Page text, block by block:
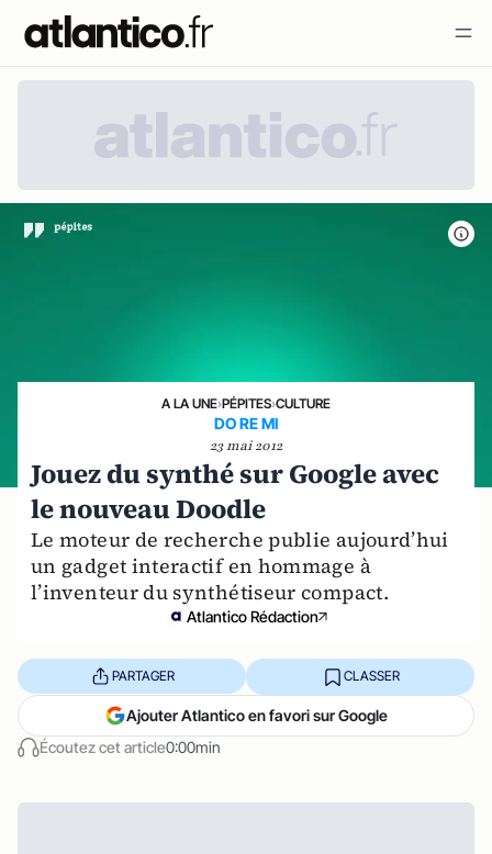
A LA UNE›PÉPITES›CULTURE
DO RE MI
23 mai 2012
Jouez du synthé sur Google avec
le nouveau Doodle
Le moteur de recherche publie aujourd’hui
un gadget interactif en hommage à
l’inventeur du synthétiseur compact.
Atlantico Rédaction
Écoutez cet article0:00min
PARTAGER CLASSER
Ajouter Atlantico en favori sur Google